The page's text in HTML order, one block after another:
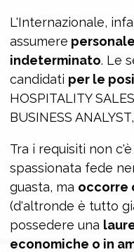
L'Internazionale,
assumere
indeterminato. Le
candidati per le
HOSPITALITY
BUSINESS
Tra i requisiti non
spassionata fede
guasta, ma occorre
(d'altronde è tutto
possedere una
economiche o in